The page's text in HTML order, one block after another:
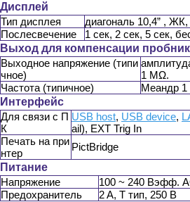
Дисплей
Тип дисплея
диагональ 10,4” ,
Послесвечение
1 сек, 2 сек, 5 сек,
Выход для компенсации
Выходное напряжение (типи
чное)
1 MΩ.
Частота (типичное)
Меандр 1
Интерфейс
Для связи с П
К
USB host, USB device,
ail), EXT Trig In
Печать на при
нтер
PictBridge
Питание
Напряжение
100 ~ 240 Вэфф.
Предохранитель
2 A, T тип, 250 В